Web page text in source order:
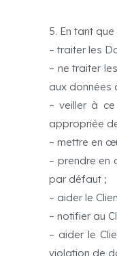
5. En tant
– traiter les
– ne traiter
aux données
– veiller à
appropriée
– mettre en
– prendre en
par défaut ;
– aider le
– notifier au
– aider le
violation de